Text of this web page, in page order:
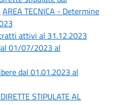
AREA TECNICA - Determine
attivi al 31.12.2023
01/07/2023 al
dal 01.01.2023 al
STIPULATE AL